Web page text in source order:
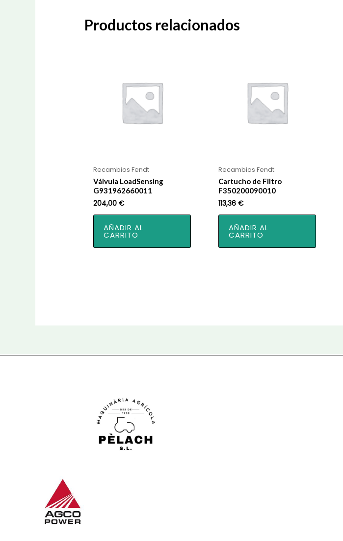
Productos relacionados
Recambios Fendt
Válvula LoadSensing
G931962660011
204,00€
AÑADIR AL
CARRITO
Recambios Fendt
Cartucho de Filtro
F350200090010
113,36€
AÑADIR AL
CARRITO